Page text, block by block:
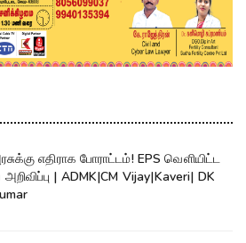
எதிராக போராட்டம்! EPS வெளியிட்ட
அறிவிப்பு | ADMK|CM Vijay|Kaveri| DK